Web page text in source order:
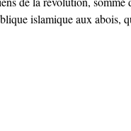
islamique aux abois,